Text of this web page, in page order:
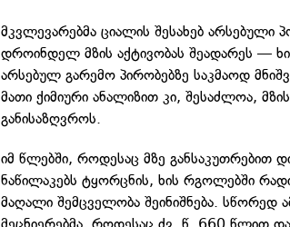
მკვლევარებმა ციალის შესახებ არსებული
დროინდელ მზის აქტივობას შეადარეს —
არსებულ გარემო პირობებზე საკმაოდ
მათი ქიმიური ანალიზით კი, შესაძლოა,
განისაზღვროს.
იმ წლებში, როდესაც მზე განსაკუთრებით
ნაწილაკებს ტყორცნის, ხის რგოლებში
მაღალი შემცველობა შეინიშნება. სწორედ